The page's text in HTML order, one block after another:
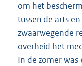
om het
tussen de arts
zwaarwegende
overheid het
In de zomer